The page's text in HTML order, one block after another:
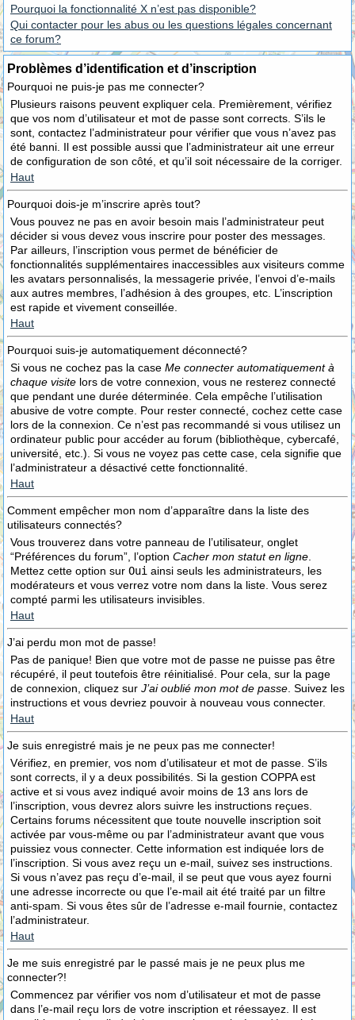
Pourquoi la fonctionnalité X n’est pas disponible?
Qui contacter pour les abus ou les questions légales concernant
ce forum?
Problèmes d’identification et d’inscription
Pourquoi ne puis-je pas me connecter?
Plusieurs raisons peuvent expliquer cela. Premièrement, vérifiez
que vos nom d’utilisateur et mot de passe sont corrects. S’ils le
sont, contactez l’administrateur pour vérifier que vous n’avez pas
été banni. Il est possible aussi que l’administrateur ait une erreur
de configuration de son côté, et qu’il soit nécessaire de la corriger.
Haut
Pourquoi dois-je m’inscrire après tout?
Vous pouvez ne pas en avoir besoin mais l’administrateur peut
décider si vous devez vous inscrire pour poster des messages.
Par ailleurs, l’inscription vous permet de bénéficier de
fonctionnalités supplémentaires inaccessibles aux visiteurs comme
les avatars personnalisés, la messagerie privée, l’envoi d’e-mails
aux autres membres, l’adhésion à des groupes, etc. L’inscription
est rapide et vivement conseillée.
Haut
Pourquoi suis-je automatiquement déconnecté?
Si vous ne cochez pas la case Me connecter automatiquement à
chaque visite lors de votre connexion, vous ne resterez connecté
que pendant une durée déterminée. Cela empêche l’utilisation
abusive de votre compte. Pour rester connecté, cochez cette case
lors de la connexion. Ce n’est pas recommandé si vous utilisez un
ordinateur public pour accéder au forum (bibliothèque, cybercafé,
université, etc.). Si vous ne voyez pas cette case, cela signifie que
l’administrateur a désactivé cette fonctionnalité.
Haut
Comment empêcher mon nom d’apparaître dans la liste des
utilisateurs connectés?
Vous trouverez dans votre panneau de l’utilisateur, onglet
“Préférences du forum”, l’option Cacher mon statut en ligne
Mettez cette option sur Oui ainsi seuls les administrateurs, les
modérateurs et vous verrez votre nom dans la liste. Vous serez
compté parmi les utilisateurs invisibles.
Haut
J’ai perdu mon mot de passe!
Pas de panique! Bien que votre mot de passe ne puisse pas être
récupéré, il peut toutefois être réinitialisé. Pour cela, sur la page
de connexion, cliquez sur J’ai oublié mon mot de passe . Suivez les
instructions et vous devriez pouvoir à nouveau vous connecter.
Haut
Je suis enregistré mais je ne peux pas me connecter!
Vérifiez, en premier, vos nom d’utilisateur et mot de passe. S’ils
sont corrects, il y a deux possibilités. Si la gestion COPPA est
active et si vous avez indiqué avoir moins de 13 ans lors de
l’inscription, vous devrez alors suivre les instructions reçues.
Certains forums nécessitent que toute nouvelle inscription soit
activée par vous-même ou par l’administrateur avant que vous
puissiez vous connecter. Cette information est indiquée lors de
l’inscription. Si vous avez reçu un e-mail, suivez ses instructions.
Si vous n’avez pas reçu d’e-mail, il se peut que vous ayez fourni
une adresse incorrecte ou que l’e-mail ait été traité par un filtre
anti-spam. Si vous êtes sûr de l’adresse e-mail fournie, contactez
l’administrateur.
Haut
Je me suis enregistré par le passé mais je ne peux plus me
connecter?!
Commencez par vérifier vos nom d’utilisateur et mot de passe
dans l’e-mail reçu lors de votre inscription et réessayez. Il est